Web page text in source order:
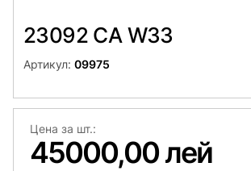
23092 CA W33
Артикул: 09975
Цена за шт.:
45000,00 лей